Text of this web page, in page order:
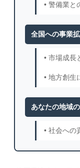
• 警備業と
全国への事業
• 市場成長
• 地方創生
あなたの地域
• 社会への